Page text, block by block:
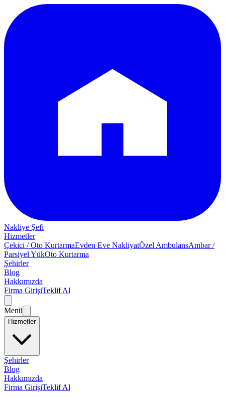
Nakliye Şefi
Hizmetler
Çekici / Oto KurtarmaEvden Eve NakliyatÖzel AmbulansAmbar /
Parsiyel YükOto Kurtarma
Şehirler
Blog
Hakkımızda
Firma GirişiTeklif Al
Menü
Hizmetler
Şehirler
Blog
Hakkımızda
Firma GirişiTeklif Al